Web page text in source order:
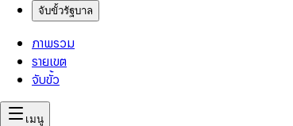
จับขั้วรัฐบาล
ภาพรวม
รายเขต
จับขั้ว
เมนู